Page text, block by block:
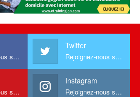
Rejoignez nous sur facebook
Twitter
Rejoignez-nous sur Twitter
Rejoignez-nous sur Youtube
Instagram
Rejoignez-nous sur Instagram